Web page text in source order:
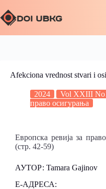
Afekciona vrednost stvari i
2024 Vol XXIII
право осигурања
Европска ревија за
(стр. 42-59)
АУТОР: Tamara Gajinov
Е-АДРЕСА: